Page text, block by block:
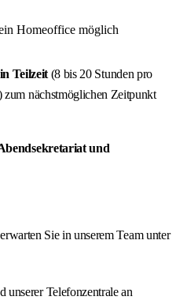
Homeoffice möglich
in Teilzeit (8 bis 20 Stunden pro
zum nächstmöglichen Zeitpunkt
und
Sie in unserem Team unter
unserer Telefonzentrale an